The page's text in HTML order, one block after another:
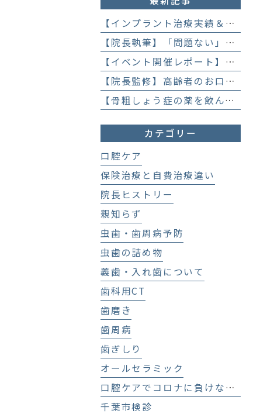
【インプラント治療実績＆直筆アンケート】「歯医者が怖かった」トラウマを乗り越えて。70歳・介護士女性が手に入れた「晴れ晴れとした笑顔」と人生を支える噛み合わせ】
【院長執筆】「問題ない」と言われ続けた歯の違和感……60代女性が「80歳で20本の自前の歯」を守るために選んだ精密総合治療の全貌
【イベント開催レポート】笑顔がいっぱい！歯科衛生士×管理栄養士がお届けする「親子で楽しむむし歯になりにくいお菓子作り体験」】
【院長監修】高齢者のお口の健康が、全身の健康につながる理由。生涯おいしく食べるための「口内環境検査」とオーダーメイド予防】
【骨粗しょう症の薬を飲んでいても抜歯はできる？】顎骨壊死を防ぐために大切な口腔管理について
カテゴリー
口腔ケア
保険治療と自費治療違い
院長ヒストリー
親知らず
虫歯・歯周病予防
虫歯の詰め物
義歯・入れ歯について
歯科用CT
歯磨き
歯周病
歯ぎしり
オールセラミック
口腔ケアでコロナに負けない！
千葉市検診